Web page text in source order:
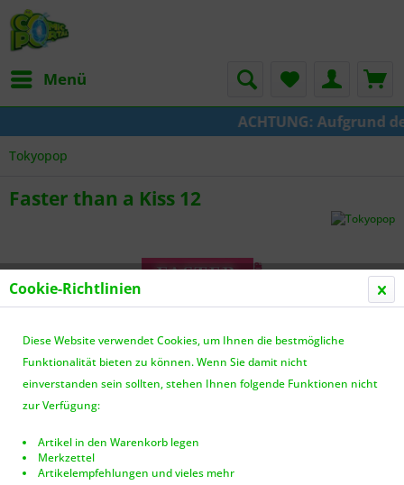
Menü
ACHTUNG: Aufgrund
Tokyopop
Faster than a Kiss 12
Dieser Artikel steht derzeit nicht zur Verfügung!
Cookie-Richtlinien
Diese Website verwendet Cookies, um Ihnen die bestmögliche
Funktionalität bieten zu können. Wenn Sie damit nicht
einverstanden sein sollten, stehen Ihnen folgende Funktionen nicht
zur Verfügung:
Artikel in den Warenkorb legen
Merkzettel
Artikelempfehlungen und vieles mehr